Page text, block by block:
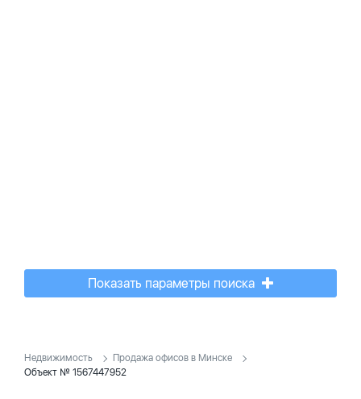
Показать параметры поиска
Недвижимость
Продажа офисов в Минске
Объект № 1567447952